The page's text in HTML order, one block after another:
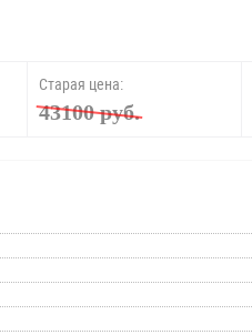
Старая цена:
43100 руб.